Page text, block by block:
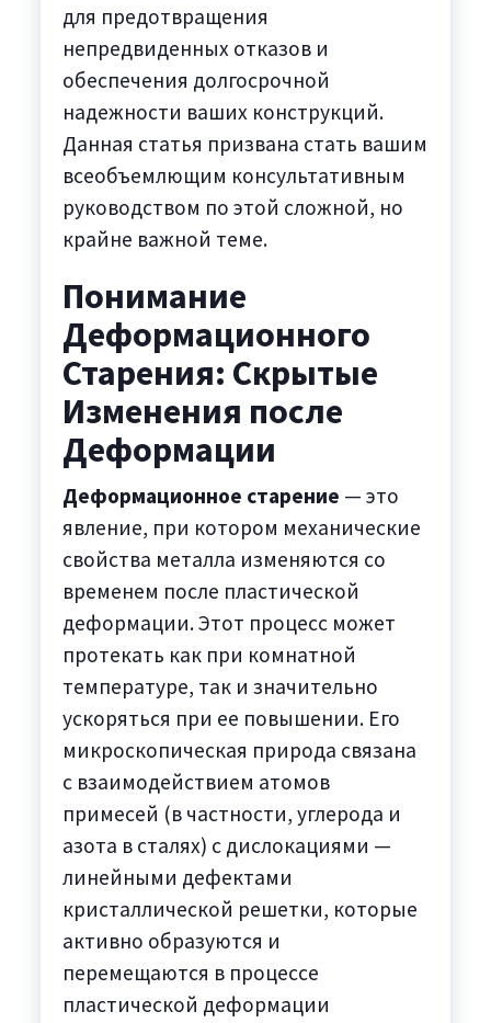
для предотвращения
непредвиденных отказов и
обеспечения долгосрочной
надежности ваших конструкций.
Данная статья призвана стать вашим
всеобъемлющим консультативным
руководством по этой сложной, но
крайне важной теме.
Понимание
Деформационного
Старения: Скрытые
Изменения после
Деформации
Деформационное старение — это
явление, при котором механические
свойства металла изменяются со
временем после пластической
деформации. Этот процесс может
протекать как при комнатной
температуре, так и значительно
ускоряться при ее повышении. Его
микроскопическая природа связана
с взаимодействием атомов
примесей (в частности, углерода и
азота в сталях) с дислокациями —
линейными дефектами
кристаллической решетки, которые
активно образуются и
перемещаются в процессе
пластической деформации